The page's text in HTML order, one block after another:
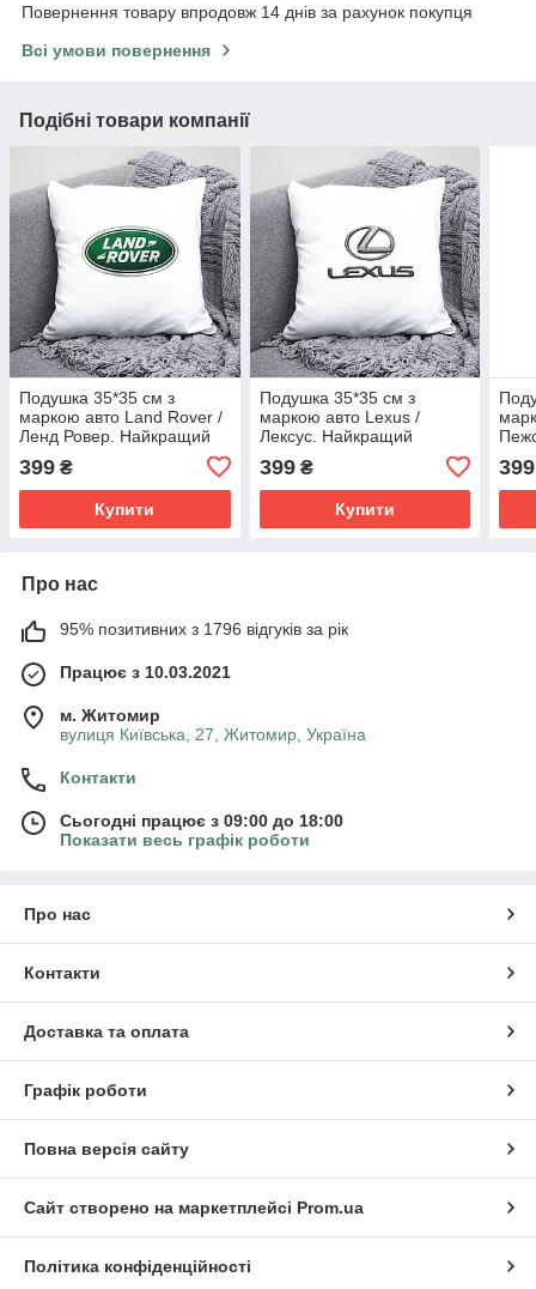
Повернення товару впродовж 14 днів за рахунок покупця
Всі умови повернення
Подібні товари компанії
Подушка 35*35 см з
маркою авто Land Rover /
Ленд Ровер. Найкращий
399 ₴
Купити
Подушка 35*35 см з
маркою авто Lexus /
Лексус. Найкращий
399₴
Купити
399
Про нас
95% позитивних з 1796 відгуків за рік
Працює з 10.03.2021
м. Житомир
вулиця Київська, 27, Житомир, Україна
Контакти
Сьогодні працює з 09:00 до 18:00
Показати весь графік роботи
Про нас
Контакти
Доставка та оплата
Графік роботи
Повна версія сайту
Сайт створено на маркетплейсі Prom.ua
Політика конфіденційності